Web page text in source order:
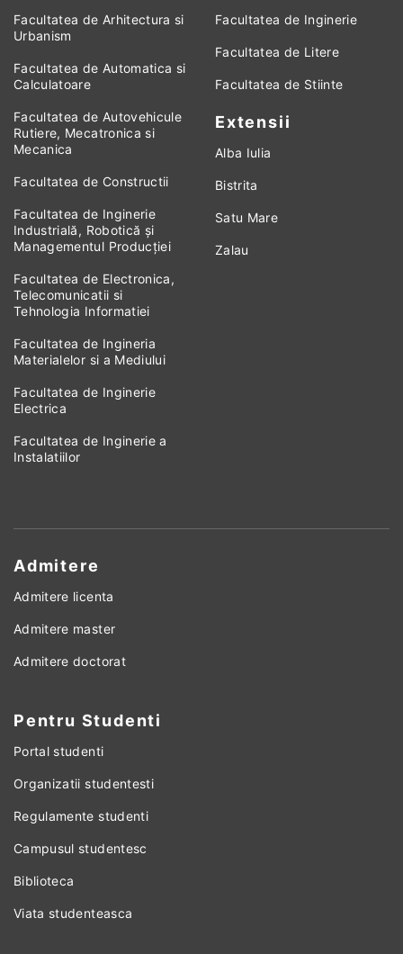
Facultatea de Arhitectura si
Urbanism
Facultatea de Automatica si
Calculatoare
Facultatea de Autovehicule
Rutiere, Mecatronica si
Mecanica
Facultatea de Constructii
Facultatea de Inginerie
Industrială, Robotică și
Managementul Producției
Facultatea de Electronica,
Telecomunicatii si
Tehnologia Informatiei
Facultatea de Ingineria
Materialelor si a Mediului
Facultatea de Inginerie
Electrica
Facultatea de Inginerie a
Instalatiilor
Facultatea de Inginerie
Facultatea de Litere
Facultatea de Stiinte
Extensii
Alba Iulia
Bistrita
Satu Mare
Zalau
Admitere
Admitere licenta
Admitere master
Admitere doctorat
Pentru Studenti
Portal studenti
Organizatii studentesti
Regulamente studenti
Campusul studentesc
Biblioteca
Viata studenteasca